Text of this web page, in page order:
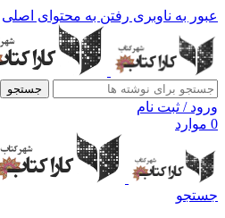
عبور به ناوبری رفتن به محتوای اصلی
جستجو
ورود / ثبت نام
0 موارد
جستجو